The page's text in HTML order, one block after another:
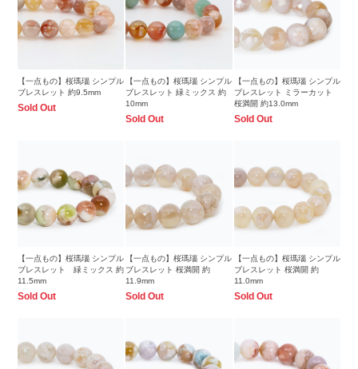
【一点もの】桜瑪瑙 シンプル
ブレスレット 約9.5mm
Sold Out
【一点もの】桜瑪瑙 シンプル
ブレスレット 緑ミックス 約
10mm
Sold Out
【一点もの】桜瑪瑙 シンプル
ブレスレット ミラーカット
桜満開 約13.0mm
Sold Out
【一点もの】桜瑪瑙 シンプル
ブレスレット 緑ミックス 約
11.5mm
Sold Out
【一点もの】桜瑪瑙 シンプル
ブレスレット 桜満開 約
11.9mm
Sold Out
【一点もの】桜瑪瑙 シンプル
ブレスレット 桜満開 約
11.0mm
Sold Out